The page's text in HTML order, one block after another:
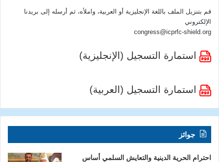
قم بتنزيل الملف باللغة الإنجليزية أو العربية، واملأه، ثم أرسله إلى بريدنا
الإلكتروني
congress@icprfc-shield.org
استمارة التسجيل (الإنجليزية)
استمارة التسجيل (العربية)
جوائز
احترام الحرية الدينية والتعايش السلمي أساس